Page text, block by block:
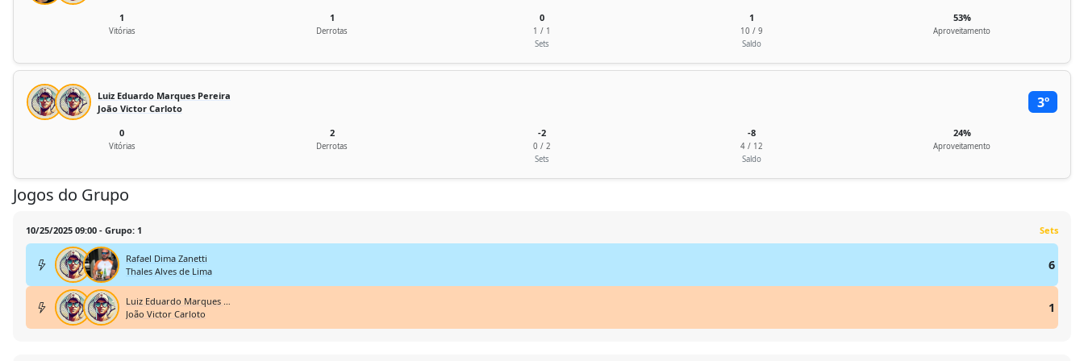
1
Vitórias
1
Derrotas
0
1 / 1
Sets
1
10 / 9
Saldo
53%
Aproveitamento
Luiz Eduardo Marques Pereira
João Victor Carloto
3º
0
Vitórias
2
Derrotas
-2
0 / 2
Sets
-8
4 / 12
Saldo
24%
Aproveitamento
Jogos do Grupo
10/25/2025 09:00 - Grupo: 1 Sets
Rafael Dima Zanetti
Thales Alves de Lima
6
João Victor Carloto
1